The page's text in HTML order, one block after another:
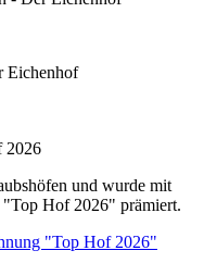
2026
und wurde mit
Hof 2026" prämiert.
"Top Hof 2026"